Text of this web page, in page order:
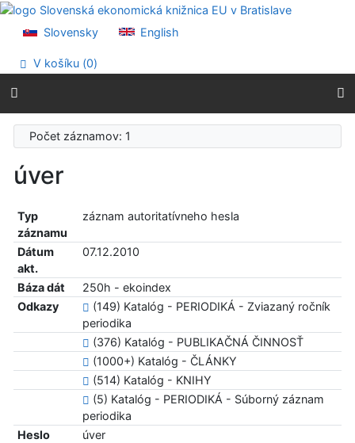
Prejsť na obsah
Prehlásenie o webovej prístupnosti
Slovensky English
V košíku (0)
Počet záznamov: 1
úver
Typ
záznamu
záznam autoritatívneho hesla
Dátum
akt.
07.12.2010
Báza dát
250h - ekoindex
Odkazy
(149) Katalóg - PERIODIKÁ - Zviazaný ročník
periodika
(376) Katalóg - PUBLIKAČNÁ ČINNOSŤ
(1000+) Katalóg - ČLÁNKY
(514) Katalóg - KNIHY
(5) Katalóg - PERIODIKÁ - Súborný záznam
periodika
Heslo
úver